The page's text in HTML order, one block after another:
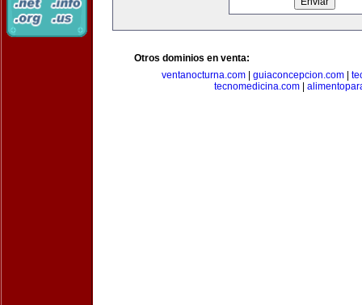
Otros dominios en venta:
ventanocturna.com| guiaconcepcion.com|
tecnomedicina.com|